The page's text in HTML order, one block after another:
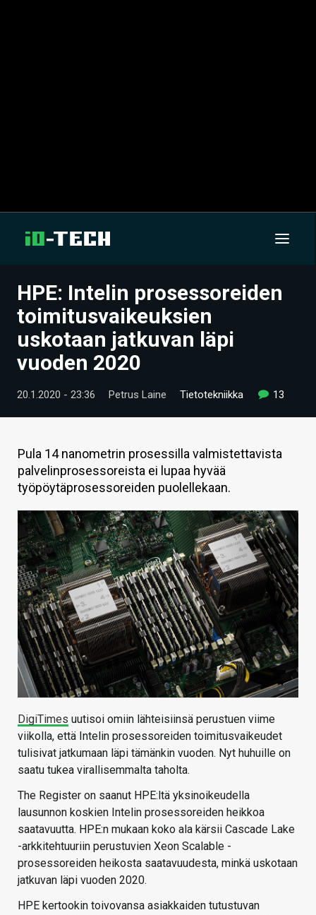
UUTISET
ARTIKKELIT
VIDEOT
TECHBBS
HINTA.FI
KAUPPA
VAIHDA TEEMA
HAKU
HPE: Intelin prosessoreiden
toimitusvaikeuksien
uskotaan jatkuvan läpi
vuoden 2020
20.1.2020 - 23:36 Petrus Laine Tietotekniikka 13
Pula 14 nanometrin prosessilla valmistettavista
palvelinprosessoreista ei lupaa hyvää
työpöytäprosessoreiden puolellekaan.
DigiTimes uutisoi omiin lähteisiinsä perustuen viime
viikolla, että Intelin prosessoreiden toimitusvaikeudet
tulisivat jatkumaan läpi tämänkin vuoden. Nyt huhuille on
saatu tukea virallisemmalta taholta.
The Register on saanut HPE:ltä yksinoikeudella
lausunnon koskien Intelin prosessoreiden heikkoa
saatavuutta. HPE:n mukaan koko ala kärsii Cascade Lake
-arkkitehtuuriin perustuvien Xeon Scalable -
prosessoreiden heikosta saatavuudesta, minkä uskotaan
jatkuvan läpi vuoden 2020.
HPE kertookin toivovansa asiakkaiden tutustuvan